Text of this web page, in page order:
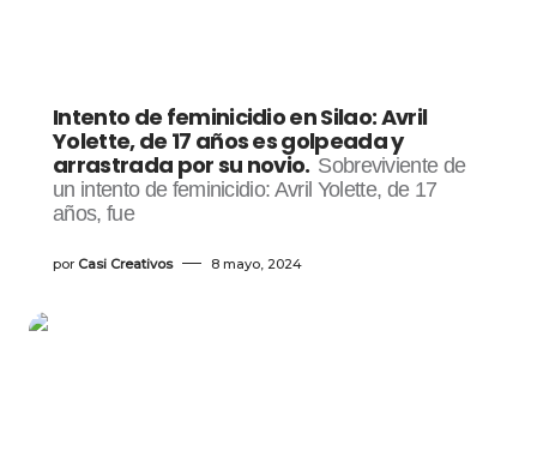
Intento de feminicidio en Silao: Avril
Yolette, de 17 años es golpeada y
arrastrada por su novio. Sobreviviente de
un intento de feminicidio: Avril Yolette, de 17
años, fue
por Casi Creativos 8 mayo, 2024